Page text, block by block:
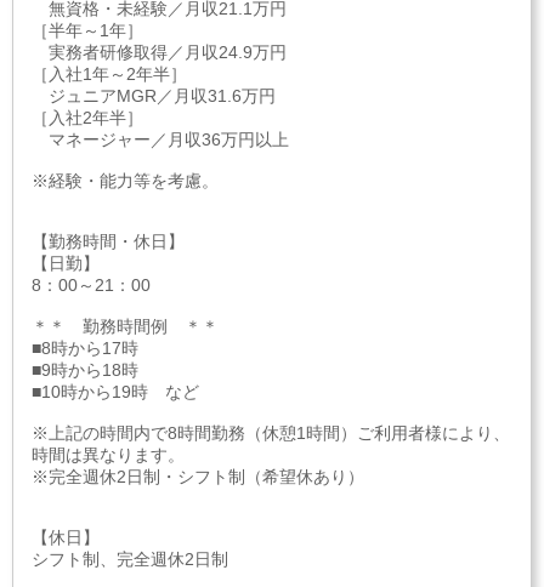
無資格・未経験／月収21.1万円
［半年～1年］
実務者研修取得／月収24.9万円
［入社1年～2年半］
ジュニアMGR／月収31.6万円
［入社2年半］
マネージャー／月収36万円以上
※経験・能力等を考慮。
【勤務時間・休日】
【日勤】
8：00～21：00
＊＊ 勤務時間例 ＊＊
■8時から17時
■9時から18時
■10時から19時 など
※上記の時間内で8時間勤務（休憩1時間）ご利用者様により、
時間は異なります。
※完全週休2日制・シフト制（希望休あり）
【休日】
シフト制、完全週休2日制